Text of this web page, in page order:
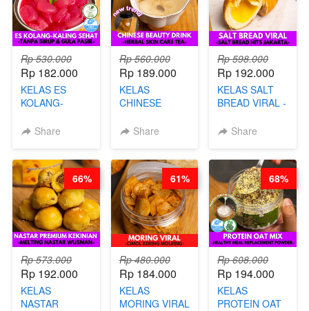
Rp 530.000
Rp 182.000
KELAS ES
KOLANG-
- TANPA SIRUP
Share
Rp 560.000
Rp 189.000
KELAS
CHINESE
- HERBAL SKIN
ARISUDANA
Share
Rp 598.000
Rp 192.000
KELAS SALT
BREAD VIRAL -
HITS JAKARTA
Share
Rp 573.000
Rp 192.000
KELAS
NASTAR
66%
Rp 480.000
Rp 184.000
KELAS
MORING VIRAL
61%
Rp 608.000
Rp 194.000
KELAS
PROTEIN OAT
68%